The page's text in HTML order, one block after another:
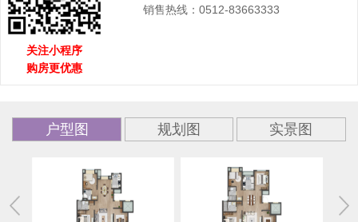
关注小程序
购房更优惠
销售热线：0512-83663333
户型图 规划图 实景图